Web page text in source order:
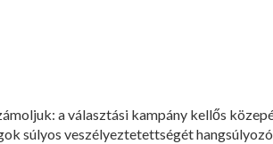
a választási kampány kellős
súlyos veszélyeztetettségét